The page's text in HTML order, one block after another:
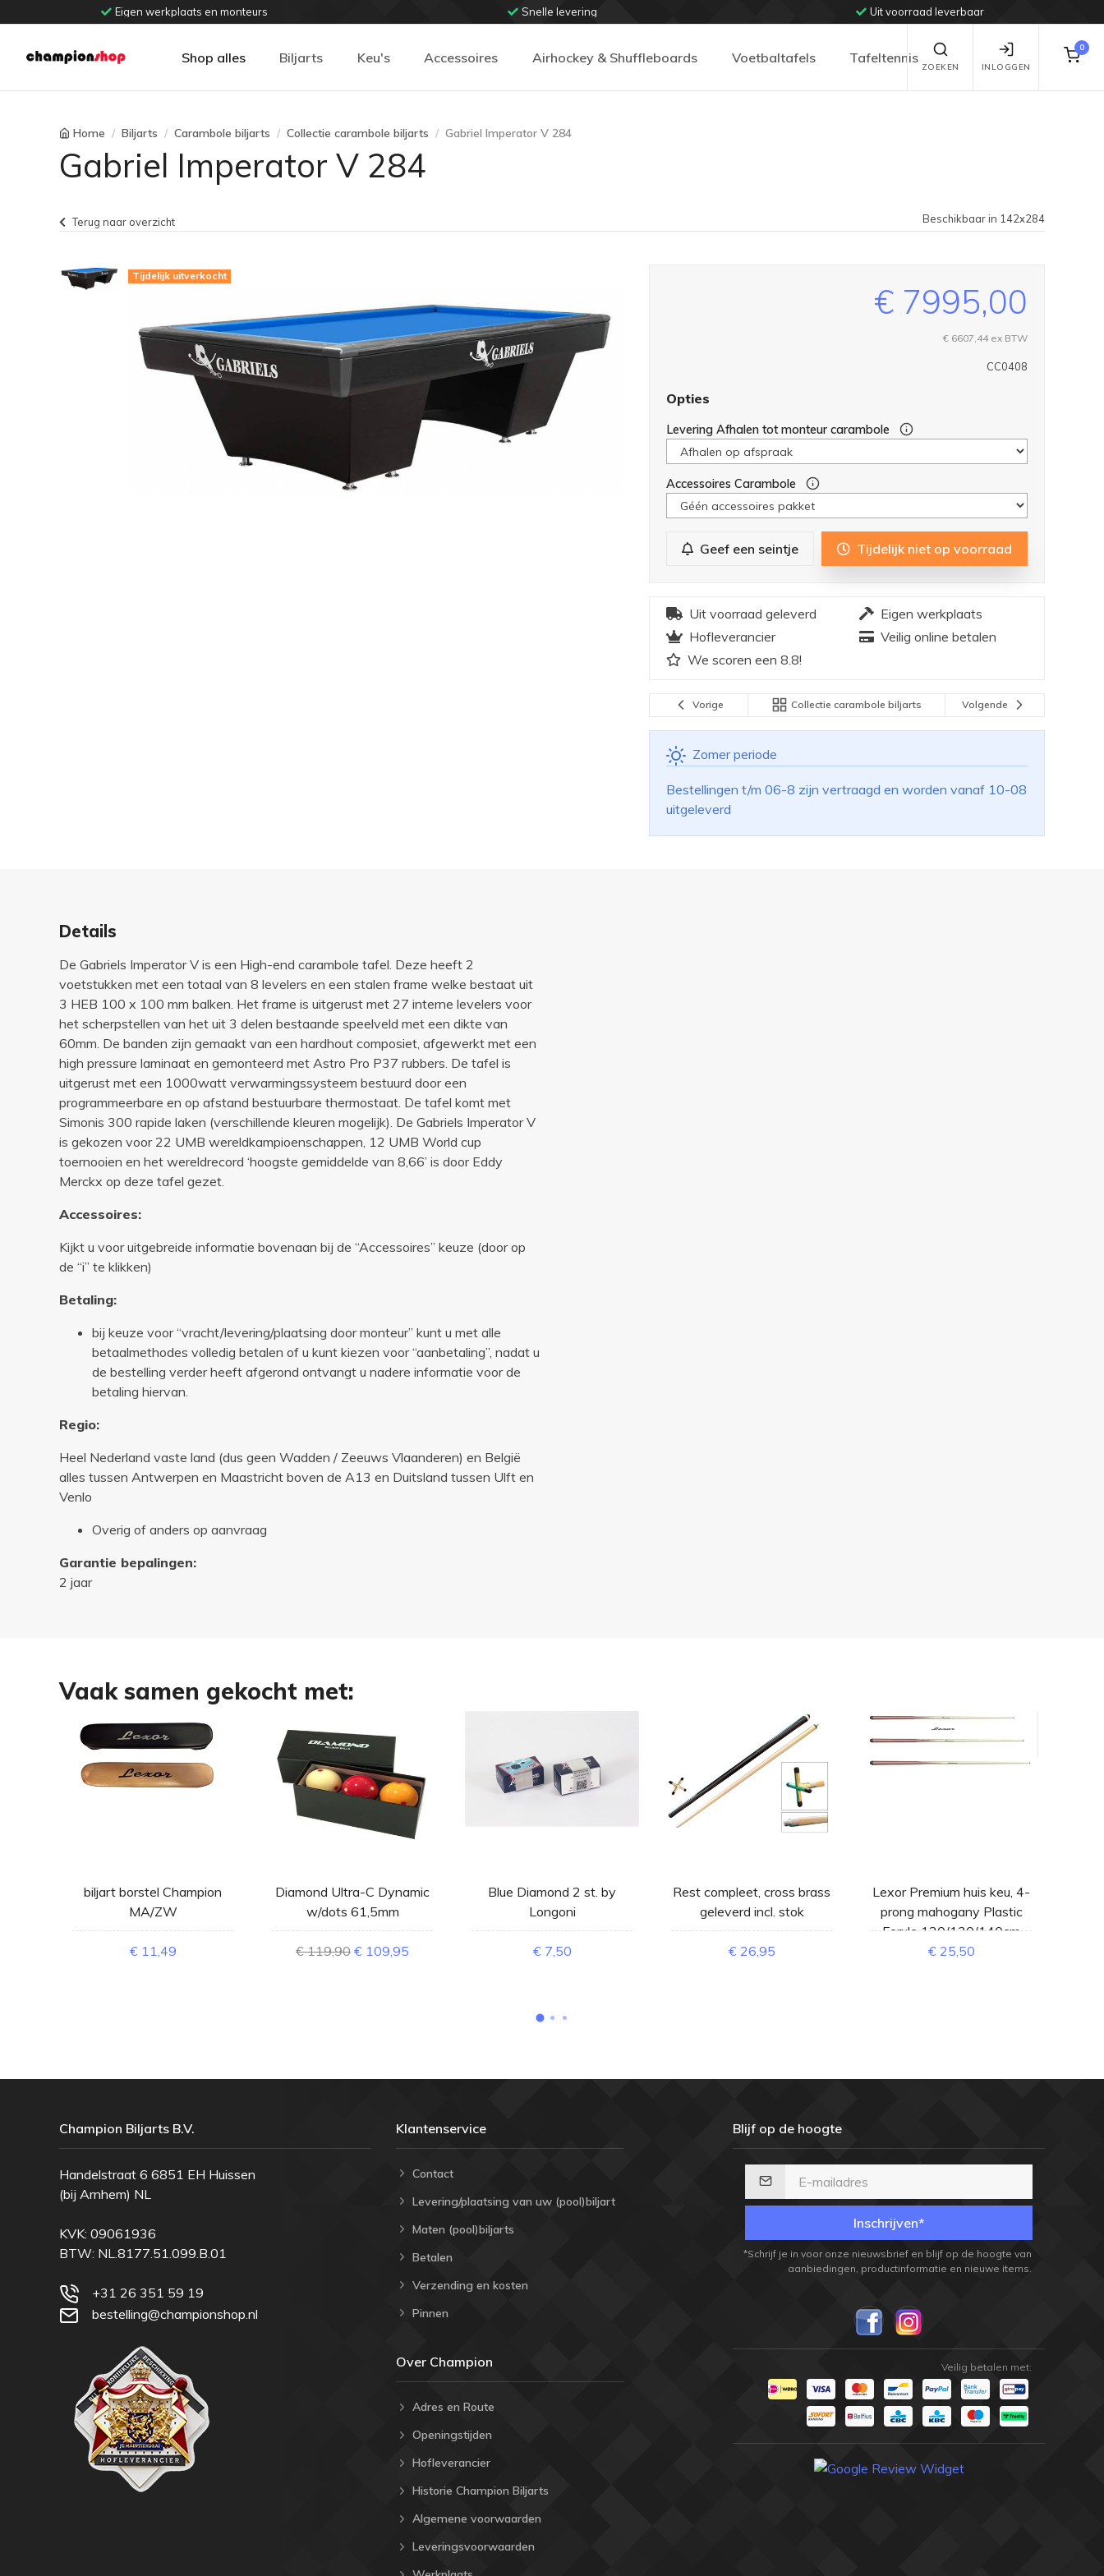
Eigen werkplaats en monteurs Snelle levering Uit voorraad leverbaar
Shop alles Biljarts Keu's Accessoires Airhockey & Shuffleboards Voetbaltafels Tafeltennis
ZOEKEN INLOGGEN
0
Home Biljarts Carambole biljarts Collectie carambole biljarts Gabriel Imperator V 284
Gabriel Imperator V 284
Terug naar overzicht Beschikbaar in 142x284
Tijdelijk uitverkocht
€ 7995,00
€ 6607,44ex BTW
CC0408
Opties
Levering Afhalen tot monteur carambole
Accessoires Carambole
Geef een seintje Tijdelijk niet op voorraad
Uit voorraad geleverd
Eigen werkplaats
Hofleverancier
Veilig online betalen
We scoren een 8.8!
Vorige Collectie carambole biljarts Volgende
Zomer periode
Bestellingen t/m 06-8 zijn vertraagd en worden vanaf 10-08
uitgeleverd
Details
De Gabriels Imperator V is een High-end carambole tafel. Deze heeft 2
voetstukken met een totaal van 8 levelers en een stalen frame welke bestaat uit
3 HEB 100 x 100 mm balken. Het frame is uitgerust met 27 interne levelers voor
het scherpstellen van het uit 3 delen bestaande speelveld met een dikte van
60mm. De banden zijn gemaakt van een hardhout composiet, afgewerkt met een
high pressure laminaat en gemonteerd met Astro Pro P37 rubbers. De tafel is
uitgerust met een 1000watt verwarmingssysteem bestuurd door een
programmeerbare en op afstand bestuurbare thermostaat. De tafel komt met
Simonis 300 rapide laken (verschillende kleuren mogelijk). De Gabriels Imperator V
is gekozen voor 22 UMB wereldkampioenschappen, 12 UMB World cup
toernooien en het wereldrecord ‘hoogste gemiddelde van 8,66’ is door Eddy
Merckx op deze tafel gezet.
Accessoires:
Kijkt u voor uitgebreide informatie bovenaan bij de “Accessoires” keuze (door op
de “i” te klikken)
Betaling:
bij keuze voor “vracht/levering/plaatsing door monteur” kunt u met alle
betaalmethodes volledig betalen of u kunt kiezen voor “aanbetaling”, nadat u
de bestelling verder heeft afgerond ontvangt u nadere informatie voor de
betaling hiervan.
Regio:
Heel Nederland vaste land (dus geen Wadden / Zeeuws Vlaanderen) en België
alles tussen Antwerpen en Maastricht boven de A13 en Duitsland tussen Ulft en
Venlo
Overig of anders op aanvraag
Garantie bepalingen:
2 jaar
Vaak samen gekocht met:
biljart borstel Champion
MA/ZW
€ 11,49
Diamond Ultra-C Dynamic
w/dots 61,5mm
€ 119,90 € 109,95
Blue Diamond 2 st. by
Longoni
€ 7,50
Rest compleet, cross brass
geleverd incl. stok
€ 26,95
Lexor Premium huis keu, 4-
prong mahogany Plastic
Ferule 120/130/140cm
€ 25,50
Champion Biljarts B.V.
Handelstraat 6 6851 EH Huissen
(bij Arnhem) NL
KVK: 09061936
BTW: NL.8177.51.099.B.01
+31 26 351 59 19
bestelling@championshop.nl
Klantenservice
Contact
Levering/plaatsing van uw (pool)biljart
Maten (pool)biljarts
Betalen
Verzending en kosten
Pinnen
Over Champion
Adres en Route
Openingstijden
Hofleverancier
Historie Champion Biljarts
Algemene voorwaarden
Leveringsvoorwaarden
Blijf op de hoogte
Inschrijven*
*Schrijf je in voor onze nieuwsbrief en blijf op de hoogte van
aanbiedingen, productinformatie en nieuwe items.
Veilig betalen met: